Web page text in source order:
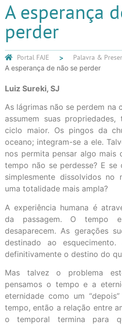
A esperança
perder
Portal FAJE Palavra &
A esperança de não se perder
Luiz Sureki, SJ
As lágrimas não se perdem na
assumem suas
ciclo maior. Os pingos da
oceano; integram-se a ele.
nos permita pensar algo mais
tempo não se perdesse? E se
simplesmente dissolvidos no
uma totalidade mais ampla?
A experiência humana é
da passagem. O tempo
desaparecem. As gerações
destinado ao
definitivamente o destino do
Mas talvez o problema
pensamos o tempo e a
eternidade como um
tempo, então a relação entre
o temporal termina para